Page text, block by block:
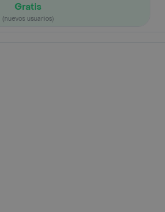
Gratis
(nuevos usuarios)